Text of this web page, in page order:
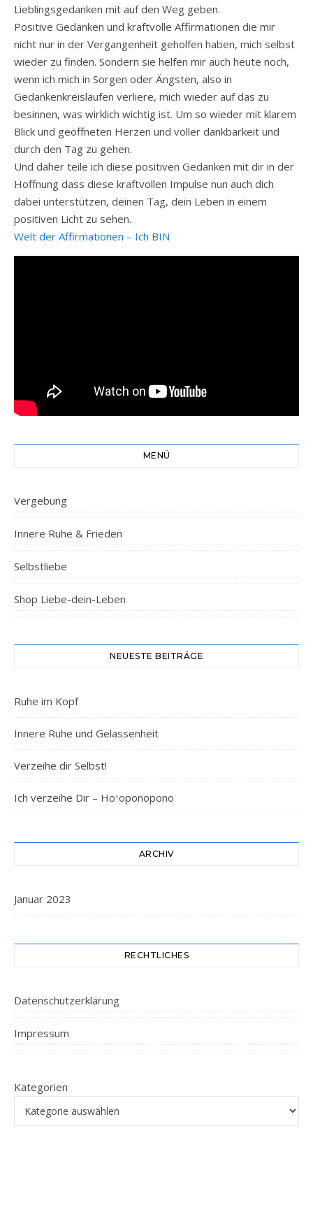
Lieblingsgedanken mit auf den Weg geben.
Positive Gedanken und kraftvolle Affirmationen die mir
nicht nur in der Vergangenheit geholfen haben, mich selbst
wieder zu finden. Sondern sie helfen mir auch heute noch,
wenn ich mich in Sorgen oder Ängsten, also in
Gedankenkreisläufen verliere, mich wieder auf das zu
besinnen, was wirklich wichtig ist. Um so wieder mit klarem
Blick und geöffneten Herzen und voller dankbarkeit und
durch den Tag zu gehen.
Und daher teile ich diese positiven Gedanken mit dir in der
Hoffnung dass diese kraftvollen Impulse nun auch dich
dabei unterstützen, deinen Tag, dein Leben in einem
positiven Licht zu sehen.
Welt der Affirmationen – Ich BIN
MENÜ
Vergebung
Innere Ruhe & Frieden
Selbstliebe
Shop Liebe-dein-Leben
NEUESTE BEITRÄGE
Ruhe im Kopf
Innere Ruhe und Gelassenheit
Verzeihe dir Selbst!
Ich verzeihe Dir – Hoʻoponopono
ARCHIV
Januar 2023
RECHTLICHES
Datenschutzerklärung
Impressum
Kategorien